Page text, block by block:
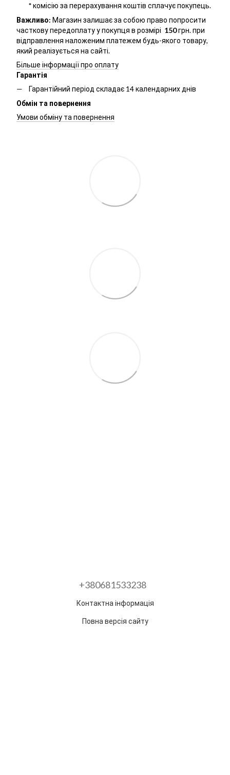
*комісію за перерахування коштів сплачує покупець.
Важливо: Магазин залишає за собою право попросити
часткову передоплату у покупця в розмірі 150грн. при
відправлення наложеним платежем будь-якого товару,
який реалізується на сайті.
Більше інформації про оплату
Гарантія
Гарантійний період складає 14 календарних днів
Обмін та повернення
Умови обміну та повернення
+380681533238
Контактна інформація
Повна версія сайту